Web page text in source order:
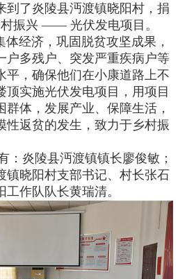
到了炎陵县沔渡镇晓阳村，捐
振兴 —— 光伏发电项目。
经济，巩固脱贫攻坚成果，
户多残户、突发严重疾病户等
平，确保他们在小康道路上不
顶实施光伏发电项目，用项目
体，发展产业、保障生活，
性返贫的发生，致力于乡村振
炎陵县沔渡镇镇长廖俊敏；
镇晓阳村支部书记、村长张石
作队队长黄瑞清。